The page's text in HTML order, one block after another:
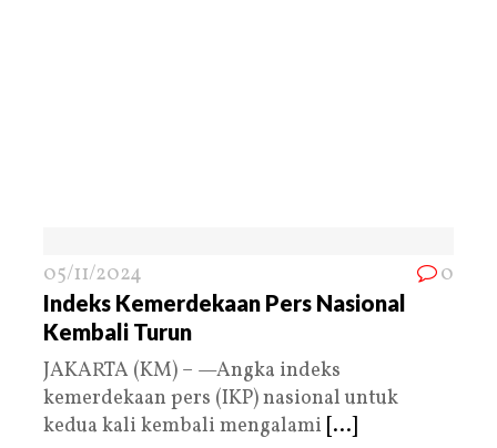
05/11/2024 0
Indeks Kemerdekaan Pers Nasional
Kembali Turun
JAKARTA (KM) – —Angka indeks
kemerdekaan pers (IKP) nasional untuk
kedua kali kembali mengalami [...]